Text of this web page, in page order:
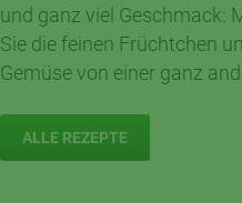
und ganz viel Geschmack:
Sie die feinen Früchtchen
Gemüse von einer ganz
ALLE REZEPTE